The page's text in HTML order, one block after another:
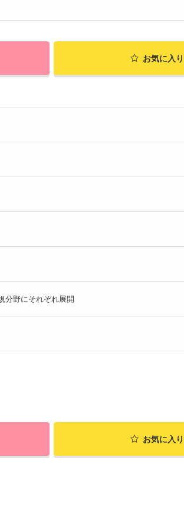
お気に入
分野にそれぞれ展開
お気に入